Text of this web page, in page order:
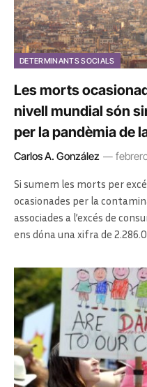
DETERMINANTS SOCIALS
Les morts
nivell mundial són
per la pandèmia de
Carlos A. González
Si sumem les morts per
ocasionades per la
associades a l’excés de
ens dóna una xifra de